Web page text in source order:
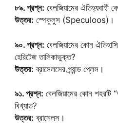
৮৯. প্রশ্ন: বেলজিয়ামের ঐতিহ্যবাহী
উত্তর: স্পেকুলুস (Speculoos)।
৯০. প্রশ্ন: বেলজিয়ামের কোন
হেরিটেজ তালিকাভুক্ত?
উত্তর: ব্রাসেলসের গ্র্যান্ড প্লেস।
৯১. প্রশ্ন: বেলজিয়ামের কোন শহরটি
বিখ্যাত?
উত্তর: ব্রাসেলস।